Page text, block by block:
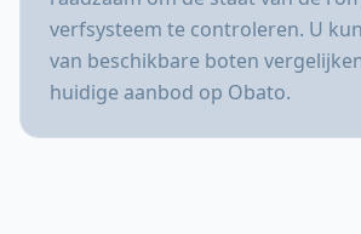
verfsysteem te controleren. U
van beschikbare boten
huidige aanbod op Obato.